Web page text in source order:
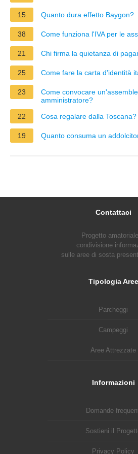
15 Quanto dura effetto Baygon?
38 Come funziona l'IVA per le
21 Chi firma la quietanza di
25 Come fare la carta d'identità
23
Come convocare
amministratore?
22
Cosa regalare dalla Toscana?
19 Quanto consuma un
Contattaci
Progetto
condivisione
sulle aree di sosta
Tipologia Aree
Parcheggi
Campeggi
Aree Attrezzate
Informazioni
Domande
Sostieni il
Privacy Policy